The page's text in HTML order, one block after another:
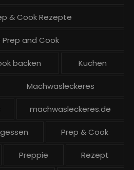
& Cook Rezepte
Prep and Cook
backen Kuchen
Machwasleckeres
machwasleckeres.de
Prep & Cook
Preppie Rezept